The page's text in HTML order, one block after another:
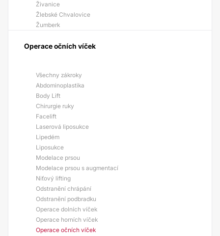
Živanice
Žlebské Chvalovice
Žumberk
Operace očních víček
Všechny zákroky
Abdominoplastika
Body Lift
Chirurgie ruky
Facelift
Laserová liposukce
Lipedém
Liposukce
Modelace prsou
Modelace prsou s augmentací
Niťový lifting
Odstranění chrápání
Odstranění podbradku
Operace dolních víček
Operace horních víček
Operace očních víček